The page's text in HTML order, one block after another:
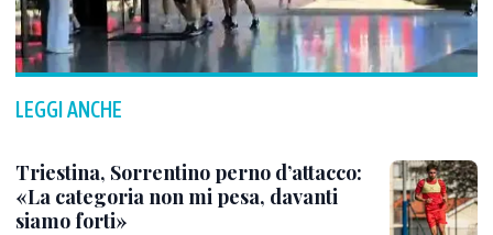
LEGGI ANCHE
Triestina, Sorrentino perno d’attacco:
«La categoria non mi pesa, davanti
siamo forti»